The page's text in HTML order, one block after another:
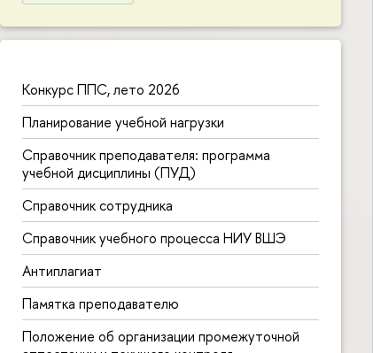
Конкурс ППС, лето 2026
Планирование учебной нагрузки
Справочник преподавателя: программа
учебной дисциплины (ПУД)
Справочник сотрудника
Справочник учебного процесса НИУ ВШЭ
Антиплагиат
Памятка преподавателю
Положение об организации промежуточной